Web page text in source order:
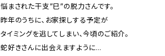
悩まされた干支”巳”の脱力さんです。
昨年のうちに、お家探しする予定が
タイミングを逃してしまい、今頃のご紹介。
蛇好きさんに出会えますように…